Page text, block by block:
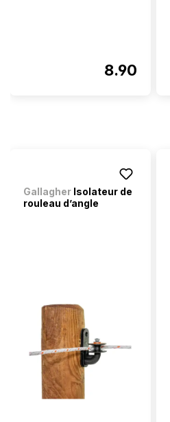
8.90
Gallagher Isolateur de
rouleau d’angle